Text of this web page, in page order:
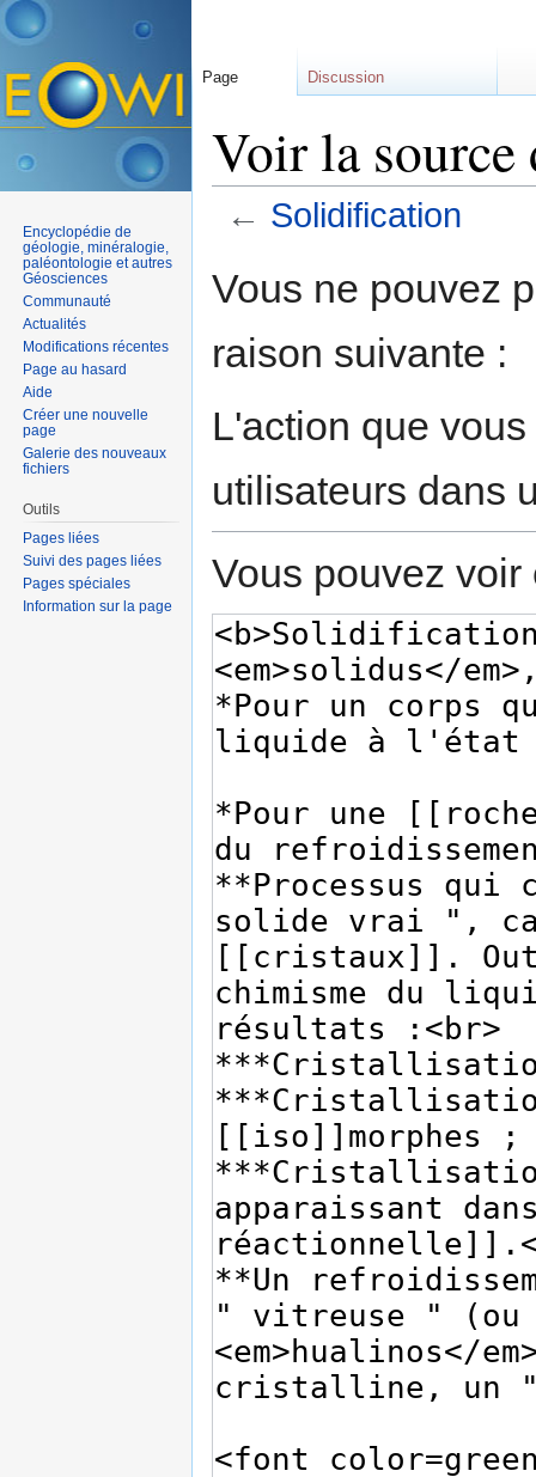
Voir la
← Solidification
Vous ne pouvez
raison suivante :
L'action que
utilisateurs dans
Vous pouvez
Page Discussion
Encyclopédie de
géologie, minéralogie,
paléontologie et autres
Géosciences
Communauté
Actualités
Modifications récentes
Page au hasard
Aide
Créer une nouvelle
page
Galerie des nouveaux
fichiers
Outils
Pages liées
Suivi des pages liées
Pages spéciales
Information sur la page